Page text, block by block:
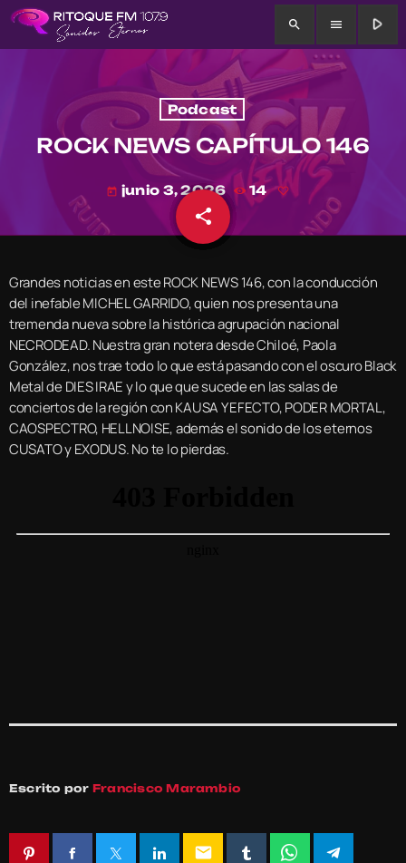
search menu play_arrow
Podcast
ROCK NEWS CAPÍTULO 146
today junio 3, 2026 14
share
email
Grandes noticias en este ROCK NEWS 146, con la conducción
del inefable MICHEL GARRIDO, quien nos presenta una
tremenda nueva sobre la histórica agrupación nacional
NECRODEAD. Nuestra gran notera desde Chiloé, Paola
González, nos trae todo lo que está pasando con el oscuro Black
Metal de DIES IRAE y lo que que sucede en las salas de
conciertos de la región con KAUSA Y EFECTO, PODER MORTAL,
CAOSPECTRO, HELLNOISE, además el sonido de los eternos
CUSATO y EXODUS. No te lo pierdas.
Escrito por Francisco Marambio
email